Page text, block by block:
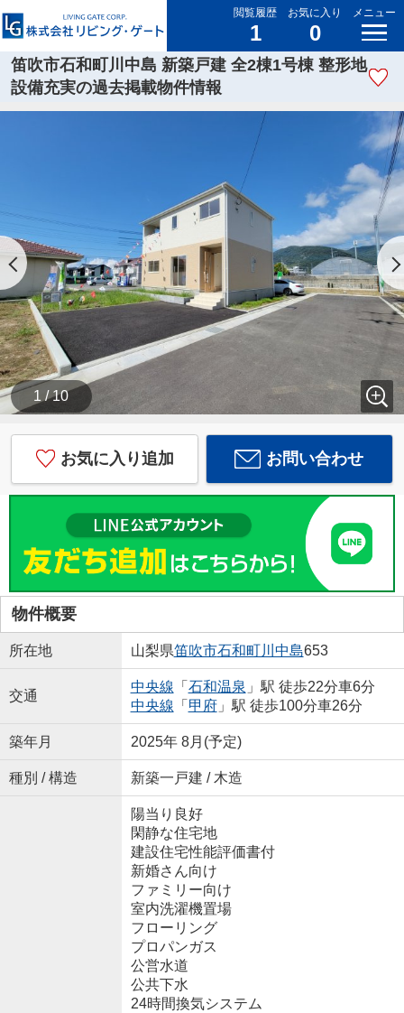
閲覧履歴
1
お気に入り
0
メニュー
笛吹市石和町川中島 新築戸建 全2棟1号棟 整形地
設備充実の過去掲載物件情報
1 / 10
お気に入り追加 お問い合わせ
物件概要
所在地 山梨県笛吹市石和町川中島653
交通
中央線 「 石和温泉 」駅 徒歩22分車6分
中央線 「 甲府」駅 徒歩100分車26分
築年月 2025年 8月(予定)
種別 / 構造 新築一戸建 / 木造
陽当り良好
閑静な住宅地
建設住宅性能評価書付
新婚さん向け
ファミリー向け
室内洗濯機置場
フローリング
プロパンガス
公営水道
公共下水
24時間換気システム